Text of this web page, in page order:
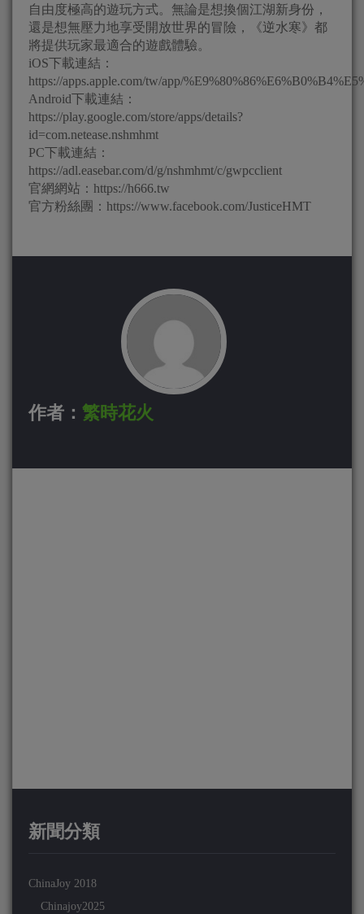
自由度極高的遊玩方式。無論是想換個江湖新身份，
還是想無壓力地享受開放世界的冒險，《逆水寒》都
將提供玩家最適合的遊戲體驗。
iOS下載連結：
https://apps.apple.com/tw/app/
Android下載連結：
https://play.google.com/store/apps/details?
id=com.netease.nshmhmt
PC下載連結：
https://adl.easebar.com/d/g/nshmhmt/c/gwpcclient
官網網站：https://h666.tw
官方粉絲團：https://www.facebook.com/JusticeHMT
作者： 繁時花火
新聞分類
ChinaJoy 2018
Chinajoy2025